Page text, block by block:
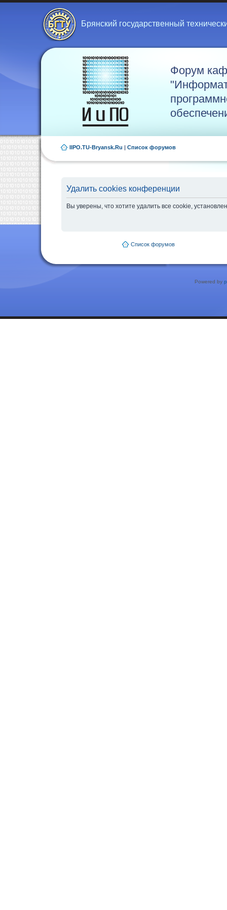
Брянский государственный
Форум
IIPO.TU-Bryansk.Ru | Список форумов
Удалить cookies конференции
Вы уверены, что хотите удалить все cookie,
Список форумов
Powered by